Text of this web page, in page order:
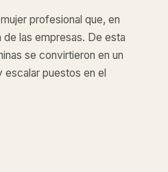
profesional que, en
las empresas. De esta
se convirtieron en un
puestos en el